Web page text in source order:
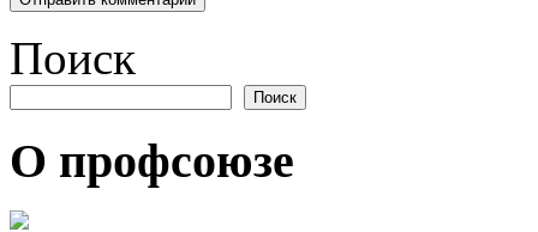
Поиск
Поиск
О профсоюзе